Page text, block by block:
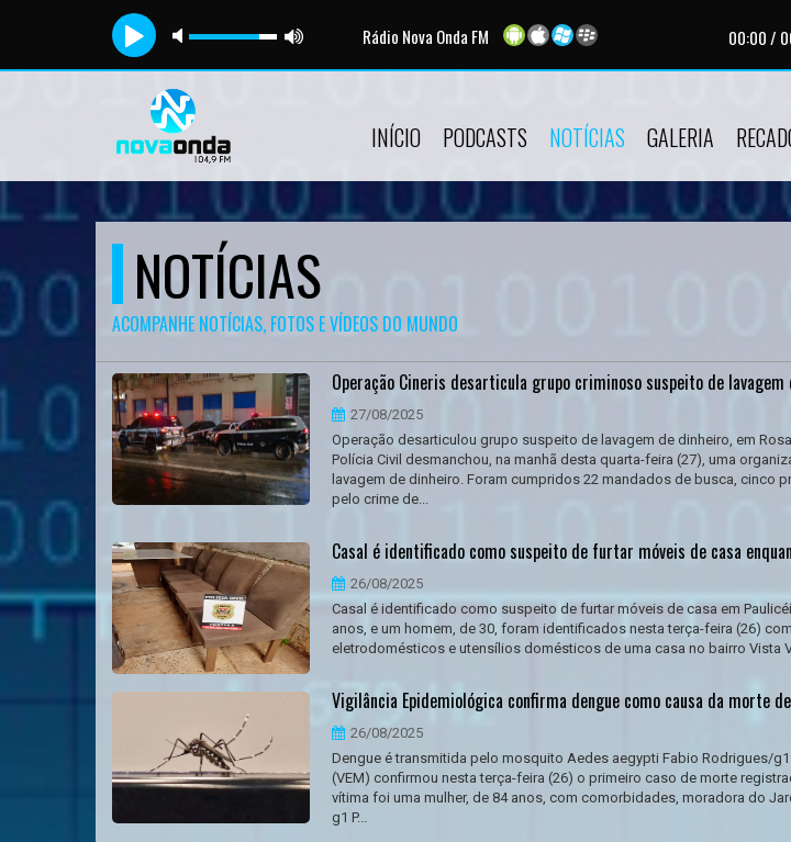
Rádio Nova Onda FM 00:00/
INÍCIO PODCASTS NOTÍCIAS GALERIA
NOTÍCIAS
ACOMPANHE NOTÍCIAS, FOTOS E VÍDEOS DO MUNDO
Operação Cineris desarticula grupo criminoso suspeito de lavagem
27/08/2025
Operação desarticulou grupo suspeito de lavagem de dinheiro, em
Polícia Civil desmanchou, na manhã desta quarta-feira (27), uma
lavagem de dinheiro. Foram cumpridos 22 mandados de busca, cinco
pelo crime de...
Casal é identificado como suspeito de furtar móveis de casa
26/08/2025
Casal é identificado como suspeito de furtar móveis de casa em
anos, e um homem, de 30, foram identificados nesta terça-feira (26)
eletrodomésticos e utensílios domésticos de uma casa no bairro Vista
Vigilância Epidemiológica confirma dengue como causa da morte
26/08/2025
Dengue é transmitida pelo mosquito Aedes aegypti Fabio Rodrigues/
(VEM) confirmou nesta terça-feira (26) o primeiro caso de morte
vítima foi uma mulher, de 84 anos, com comorbidades, moradora do
g1 P...